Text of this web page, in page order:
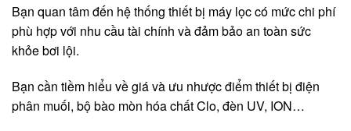
Bạn quan tâm đến hệ thống thiết bị máy lọc có mức chi phí
phù hợp với nhu cầu tài chính và đảm bảo an toàn sức
khỏe bơi lội.
Bạn cần tiềm hiểu về giá và ưu nhược điểm thiết bị điện
phân muối, bộ bào mòn hóa chất Clo, đèn UV, ION…